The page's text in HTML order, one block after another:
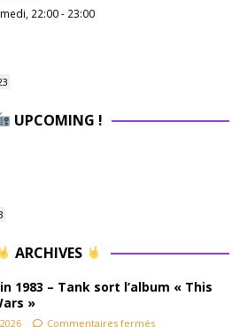
22:00- 23:00
UPCOMING !
ARCHIVES
1983 – Tank sort l’album « This
»
Commentaires fermés